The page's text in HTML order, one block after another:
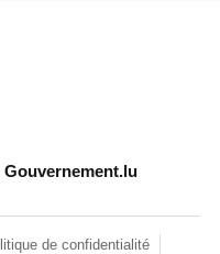
Gouvernement.lu
de confidentialité